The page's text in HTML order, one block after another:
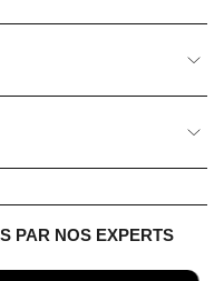
PAR NOS EXPERTS
COUTEAU